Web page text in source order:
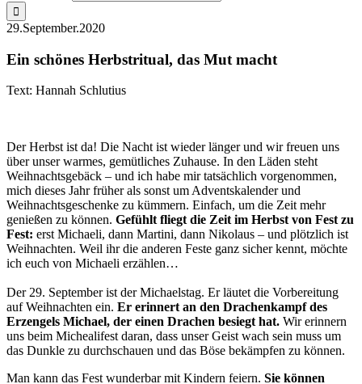
29.September.2020
Ein schönes Herbstritual, das Mut macht
Text: Hannah Schlutius
Der Herbst ist da! Die Nacht ist wieder länger und wir freuen uns
über unser warmes, gemütliches Zuhause. In den Läden steht
Weihnachtsgebäck – und ich habe mir tatsächlich vorgenommen,
mich dieses Jahr früher als sonst um Adventskalender und
Weihnachtsgeschenke zu kümmern. Einfach, um die Zeit mehr
genießen zu können. Gefühlt fliegt die Zeit im Herbst von Fest zu
Fest: erst Michaeli, dann Martini, dann Nikolaus – und plötzlich ist
Weihnachten. Weil ihr die anderen Feste ganz sicher kennt, möchte
ich euch von Michaeli erzählen…
Der 29. September ist der Michaelstag. Er läutet die Vorbereitung
auf Weihnachten ein. Er erinnert an den Drachenkampf des
Erzengels Michael, der einen Drachen besiegt hat. Wir erinnern
uns beim Michealifest daran, dass unser Geist wach sein muss um
das Dunkle zu durchschauen und das Böse bekämpfen zu können.
Man kann das Fest wunderbar mit Kindern feiern. Sie können